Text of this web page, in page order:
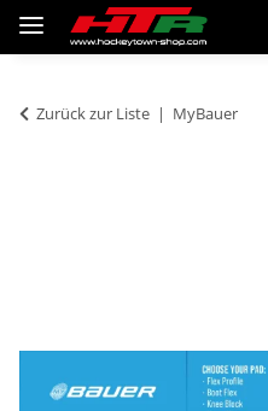
Zurück zur Liste MyBauer